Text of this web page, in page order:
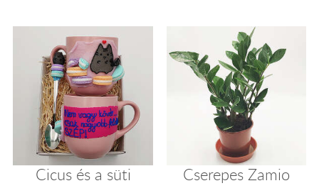
Cicus és a süti Cserepes Zamio